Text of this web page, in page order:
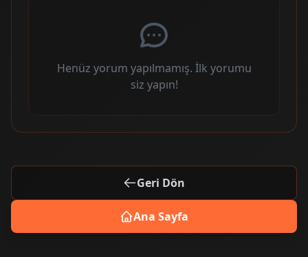
Henüz yorum yapılmamış. İlk yorumu
siz yapın!
Geri Dön
Ana Sayfa